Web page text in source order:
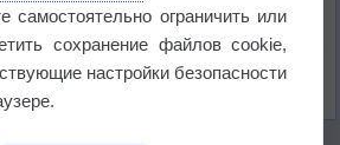
самостоятельно ограничить или
сохранение файлов cookie,
настройки безопасности